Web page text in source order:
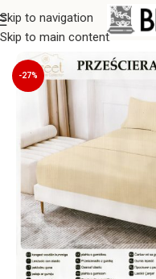
Skip to navigation
Skip to main content
Sākums/Gultas veļa/Palagi
-27%